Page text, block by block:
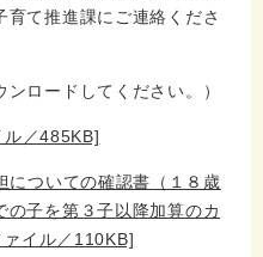
て推進課にご連絡くださ
ンロードしてください。）
／485KB]
についての確認書（１８歳
の子を第３子以降加算のカ
イル／110KB]